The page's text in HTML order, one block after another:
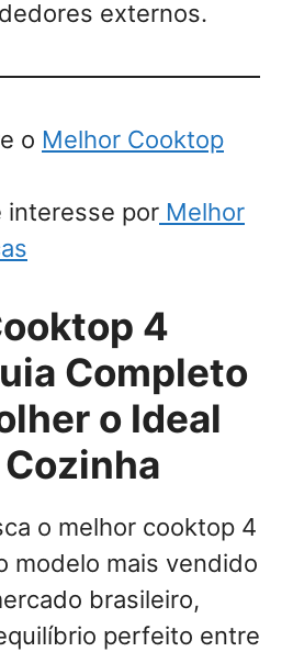
externos.
o Melhor Cooktop
interesse por Melhor
4
Completo
o Ideal
o melhor cooktop 4
modelo mais vendido
brasileiro,
perfeito entre